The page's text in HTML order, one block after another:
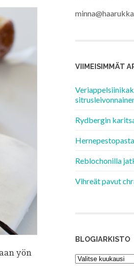
yön
VIIMEISIMMÄT
Rydbergin
Reblochonilla
Vihreät pavut
BLOGIARKISTO
Blogiarkisto